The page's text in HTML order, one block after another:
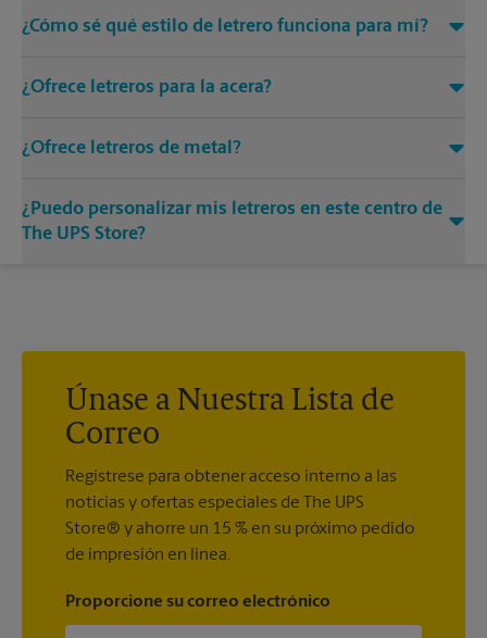
¿Cómo sé qué estilo de letrero funciona para mí?
llámenos al (651) 222-2019 y estaremos encantados de
¿Ofrece letreros para la acera?
letreros, como letreros con marco en A, que son perfectos
¿Ofrece letreros de metal?
hacen una presentación llamativa. Visite su centro local de
The UPS Store para obtener ejemplos a todo color de una o
¿Puedo personalizar mis letreros en este centro de
The UPS Store?
Únase a Nuestra Lista de
Correo
Regístrese para obtener acceso interno a las
noticias y ofertas especiales de The UPS
Store® y ahorre un 15 % en su próximo pedido
de impresión en línea.
Proporcione su correo electrónico